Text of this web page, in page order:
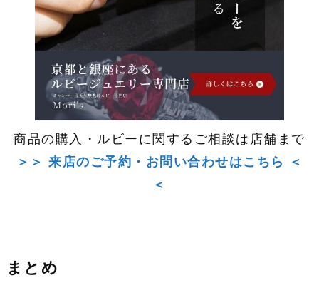
商品の購入・ルビーに関するご相談は店舗まで
＞＞ 来店のご予約・お問い合わせはこちら ＜
＜
まとめ